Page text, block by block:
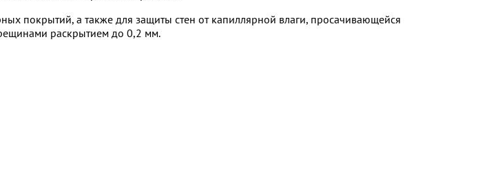
покрытий, а также для защиты стен от капиллярной влаги, просачивающейся
раскрытием до 0,2 мм.